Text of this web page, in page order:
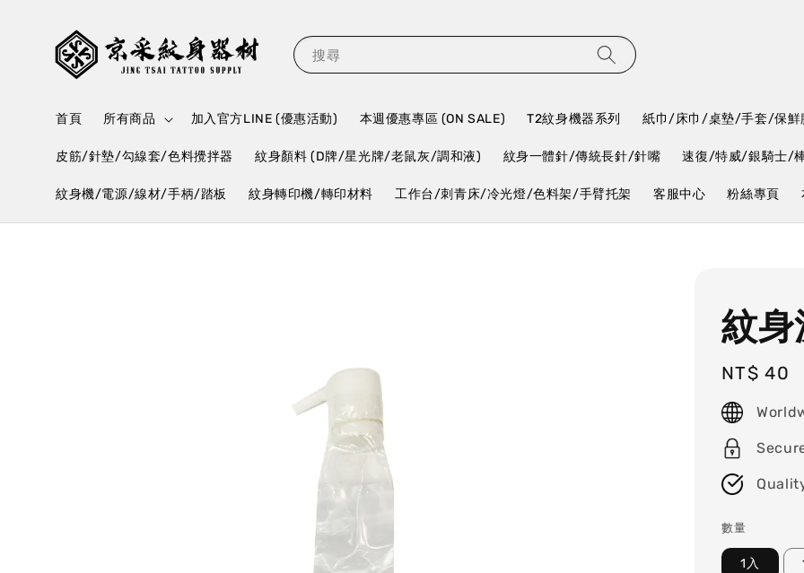
搜尋
首頁 所有商品 加入官方LINE (優惠活動) 本週優惠專區 (ON SALE) T2紋身機器系列 紙巾/床巾/桌墊/手套/保鮮
皮筋/針墊/勾線套/色料攪拌器 紋身顏料 (D牌/星光牌/老鼠灰/調和液) 紋身一體針/傳統長針/針嘴 速復/特威/銀騎士/
紋身機/電源/線材/手柄/踏板 紋身轉印機/轉印材料 工作台/刺青床/冷光燈/色料架/手臂托架 客服中心 粉絲專頁
紋身
Regular
price
NT$ 40
數量
1入